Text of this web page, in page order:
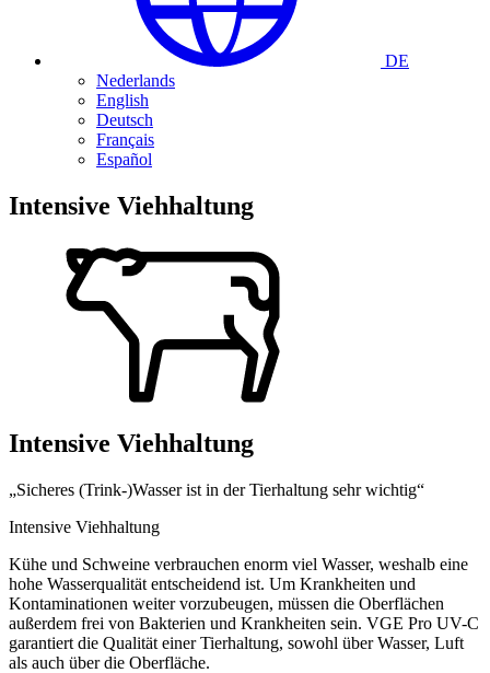
DE
Nederlands
English
Deutsch
Français
Español
Intensive Viehhaltung
Intensive Viehhaltung
„Sicheres (Trink-)Wasser ist in der Tierhaltung sehr wichtig“
Intensive Viehhaltung
Kühe und Schweine verbrauchen enorm viel Wasser, weshalb eine
hohe Wasserqualität entscheidend ist. Um Krankheiten und
Kontaminationen weiter vorzubeugen, müssen die Oberflächen
außerdem frei von Bakterien und Krankheiten sein. VGE Pro UV-C
garantiert die Qualität einer Tierhaltung, sowohl über Wasser, Luft
als auch über die Oberfläche.